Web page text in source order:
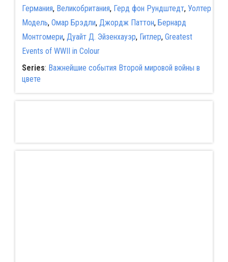
Германия, Великобритания, Герд фон Рундштедт, Уолтер
Модель, Омар Брэдли, Джордж Паттон, Бернард
Монтгомери, Дуайт Д. Эйзенхауэр, Гитлер, Greatest
Events of WWII in Colour
Series: Важнейшие события Второй мировой войны в
цвете